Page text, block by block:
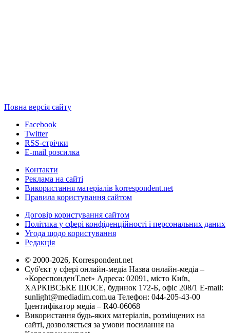
Повна версія сайту
Facebook
Twitter
RSS-стрічки
E-mail розсилка
Контакти
Реклама на сайті
Використання матеріалів korrespondent.net
Правила користування сайтом
Договір користування сайтом
Політика у сфері конфіденційності і персональних даних
Угода щодо користування
Редакція
© 2000-2026, Korrespondent.net
Суб'єкт у сфері онлайн-медіа Назва онлайн-медіа –
«КореспонденТ.net» Адреса: 02091, місто Київ,
ХАРКІВСЬКЕ ШОСЕ, будинок 172-Б, офіс 208/1 E-mail:
sunlight@mediadim.com.ua Телефон: 044-205-43-00
Ідентифікатор медіа – R40-06068
Використання будь-яких матеріалів, розміщених на
сайті, дозволяється за умови посилання на